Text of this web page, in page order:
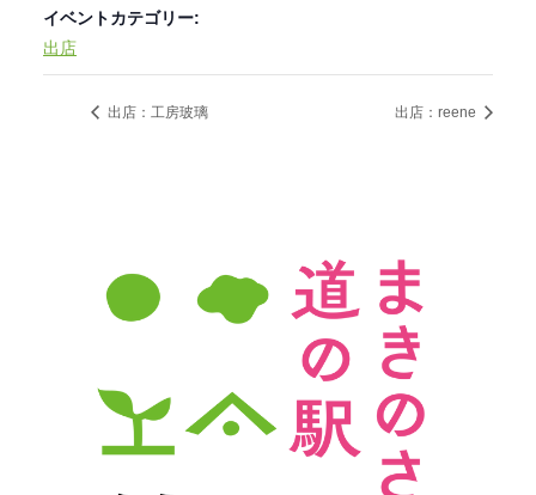
イベントカテゴリー:
出店
出店：工房玻璃 出店：reene